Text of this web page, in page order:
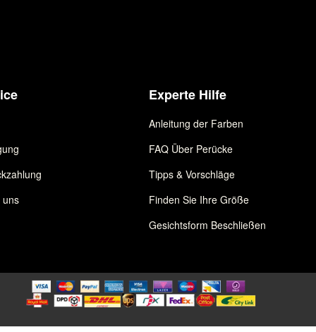
uns
Experte Hilfe
Anleitung der Farben
FAQ Über Perücke
Tipps & Vorschläge
Finden Sie Ihre Größe
Gesichtsform Beschließen